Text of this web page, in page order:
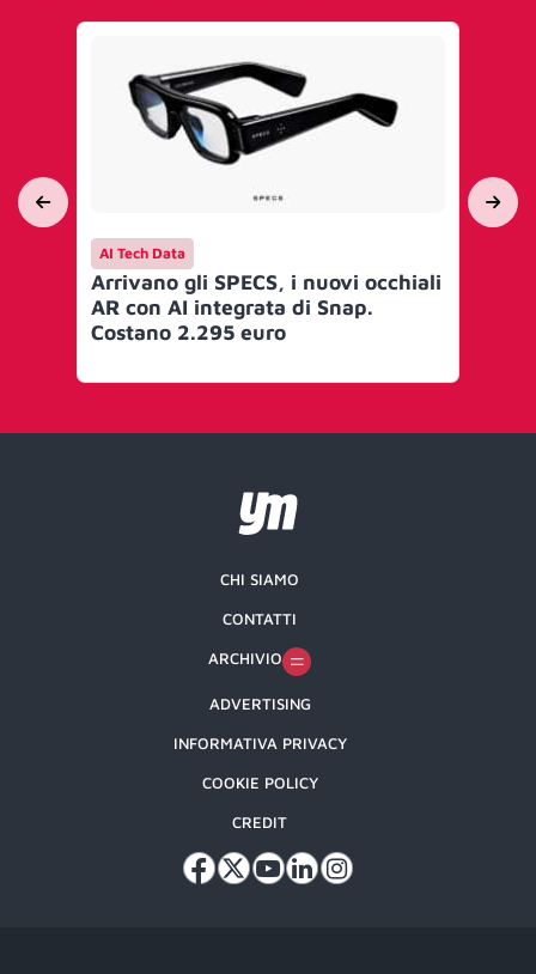
AI Tech Data
Arrivano gli SPECS, i nuovi occhiali
AR con AI integrata di Snap.
Costano 2.295 euro
CHI SIAMO
CONTATTI
ARCHIVIO
ADVERTISING
INFORMATIVA PRIVACY
COOKIE POLICY
CREDIT